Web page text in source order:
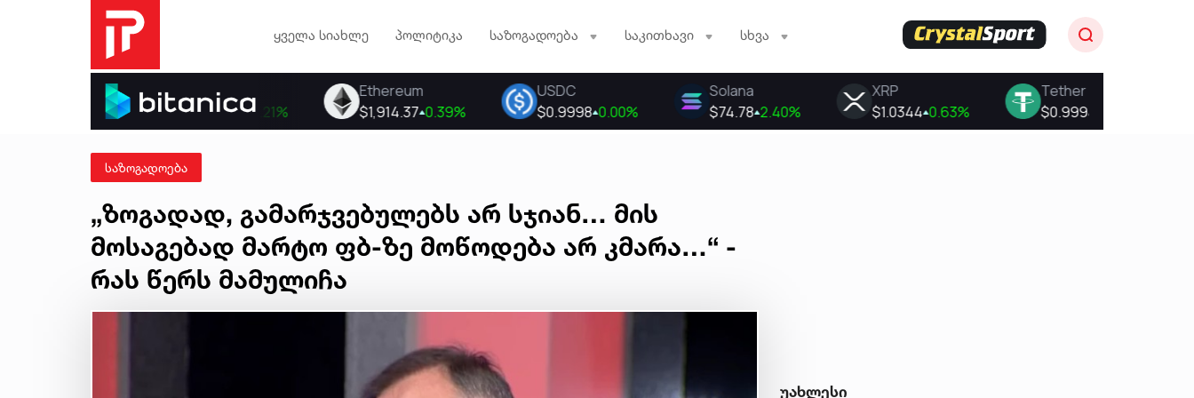
ყველა სიახლე პოლიტიკა საზოგადოება საკითხავი სხვა
საზოგადოება
„ზოგადად, გამარჯვებულებს არ სჯიან… მის
მოსაგებად მარტო ფბ-ზე მოწოდება არ კმარა…“ -
რას წერს მამულიჩა
უახლესი